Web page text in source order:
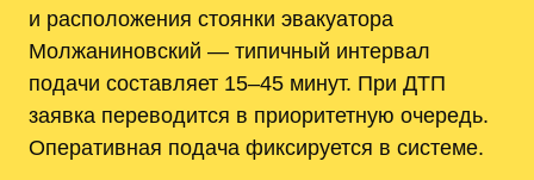
и расположения стоянки эвакуатора
Молжаниновский — типичный интервал
подачи составляет 15–45 минут. При ДТП
заявка переводится в приоритетную очередь.
Оперативная подача фиксируется в системе.